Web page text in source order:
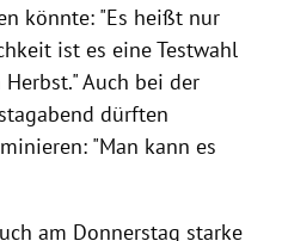
könnte: "Es heißt nur
ist es eine Testwahl
Auch bei der
dürften
"Man kann es
am Donnerstag starke